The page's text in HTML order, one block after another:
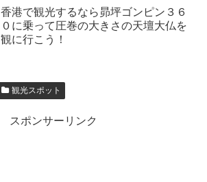
香港で観光するなら昴坪ゴンピン３６
０に乗って圧巻の大きさの天壇大仏を
観に行こう！
観光スポット
スポンサーリンク